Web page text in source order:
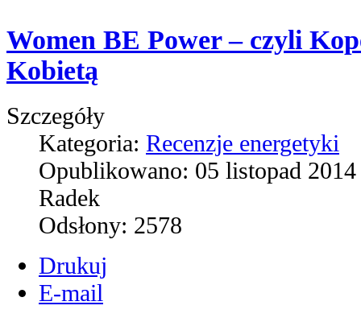
Women BE Power – czyli
Kobietą
Szczegóły
Kategoria: Recenzje energetyki
Opublikowano: 05 listopad 2014
Radek
Odsłony: 2578
Drukuj
E-mail